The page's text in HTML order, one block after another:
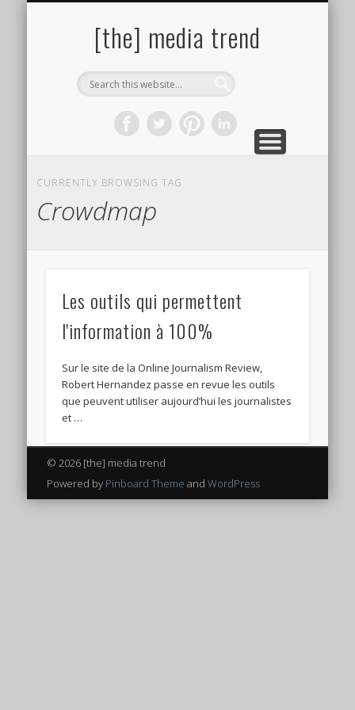
[the] media trend
CURRENTLY BROWSING TAG
Crowdmap
Les outils qui permettent
l'information à 100%
Sur le site de la Online Journalism Review,
Robert Hernandez passe en revue les outils
que peuvent utiliser aujourd’hui les journalistes
et …
© 2026 [the] media trend
Powered by Pinboard Theme and WordPress